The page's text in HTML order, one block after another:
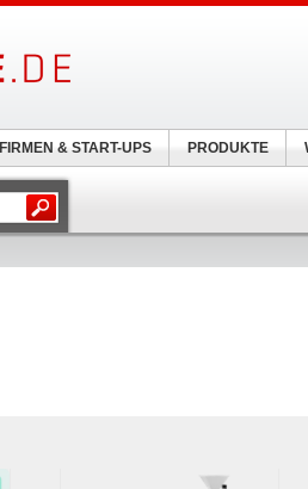
FIRMEN & START-UPS PRODUKTE